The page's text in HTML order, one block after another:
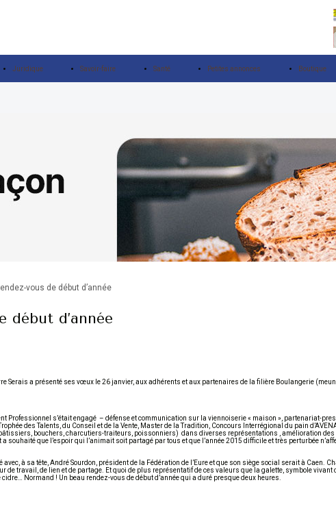
Juridique Savoir-faire Santé Petites annonces Boutique
vous de début d’année
début d’année
Serais a présenté ses vœux le 26 janvier, aux adhérents et aux partenaires de la filière Boulangerie
s’était engagé – défense et communication sur la viennoiserie « maison », partenariat-
des Talents, du Conseil et de la Vente, Master de la Tradition, Concours Interrégional du pain
bouchers, charcutiers-traiteurs, poissonniers) dans diverses représentations , amélioration des
que l’espoir qui l’animait soit partagé par tous et que l’année 2015 difficile et très perturbée
à sa tête, André Sourdon, président de la Fédération de l’Eure et que son siège social serait à Caen.
de travail, de lien et de partage. Et quoi de plus représentatif de ces valeurs que la galette, symbole vivant
Normand ! Un beau rendez-vous de début d’année qui a duré presque deux heures.